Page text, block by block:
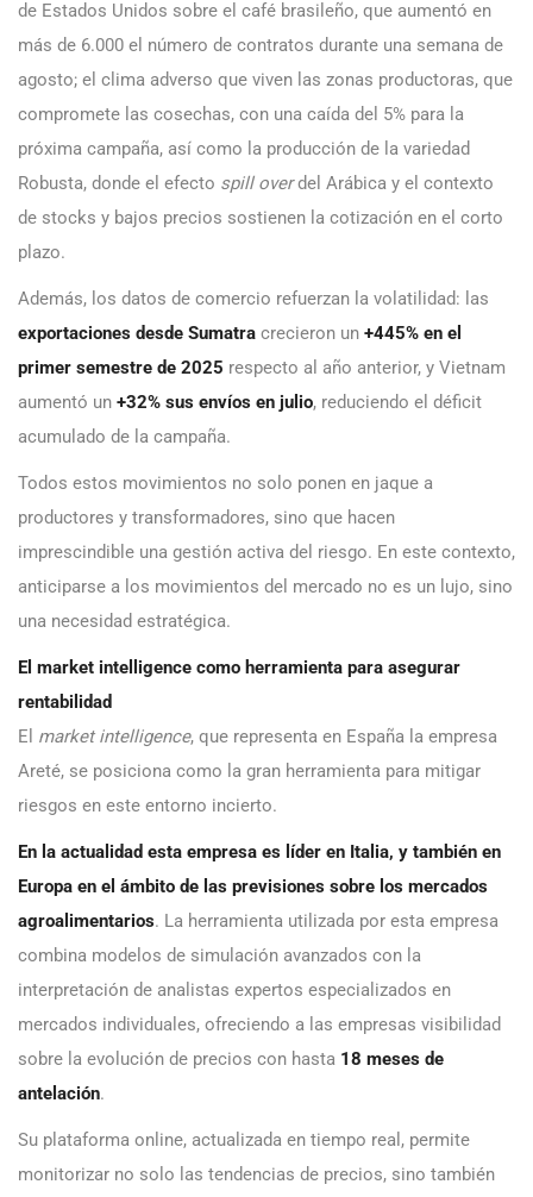
de Estados Unidos sobre el café brasileño, que aumentó en
más de 6.000 el número de contratos durante una semana de
agosto; el clima adverso que viven las zonas productoras, que
compromete las cosechas, con una caída del 5% para la
próxima campaña, así como la producción de la variedad
Robusta, donde el efecto spill overdel Arábica y el contexto
de stocks y bajos precios sostienen la cotización en el corto
plazo.
Además, los datos de comercio refuerzan la volatilidad: las
exportaciones desde Sumatra crecieron un +445% en el
primer semestre de 2025 respecto al año anterior, y Vietnam
aumentó un +32% sus envíos en julio, reduciendo el déficit
acumulado de la campaña.
Todos estos movimientos no solo ponen en jaque a
productores y transformadores, sino que hacen
imprescindible una gestión activa del riesgo. En este contexto,
anticiparse a los movimientos del mercado no es un lujo, sino
una necesidad estratégica.
El market intelligence como herramienta para asegurar
rentabilidad
El market intelligence, que representa en España la empresa
Areté, se posiciona como la gran herramienta para mitigar
riesgos en este entorno incierto.
En la actualidad esta empresa es líder en Italia, y también en
Europa en el ámbito de las previsiones sobre los mercados
agroalimentarios. La herramienta utilizada por esta empresa
combina modelos de simulación avanzados con la
interpretación de analistas expertos especializados en
mercados individuales, ofreciendo a las empresas visibilidad
sobre la evolución de precios con hasta 18 meses de
antelación.
Su plataforma online, actualizada en tiempo real, permite
monitorizar no solo las tendencias de precios, sino también